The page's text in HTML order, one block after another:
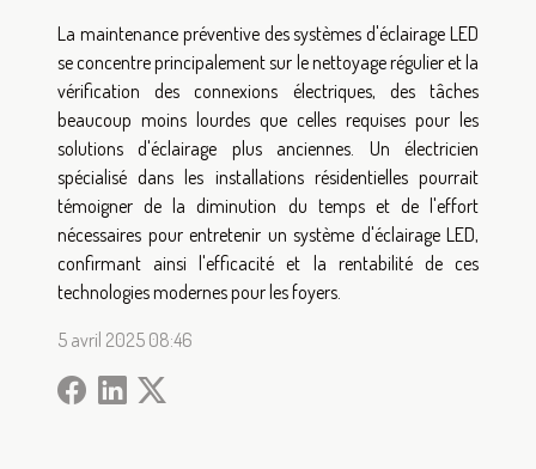
La maintenance préventive des systèmes d'éclairage LED
se concentre principalement sur le nettoyage régulier et la
vérification des connexions électriques, des tâches
beaucoup moins lourdes que celles requises pour les
solutions d'éclairage plus anciennes. Un électricien
spécialisé dans les installations résidentielles pourrait
témoigner de la diminution du temps et de l'effort
nécessaires pour entretenir un système d'éclairage LED,
confirmant ainsi l'efficacité et la rentabilité de ces
technologies modernes pour les foyers.
5 avril 2025 08:46